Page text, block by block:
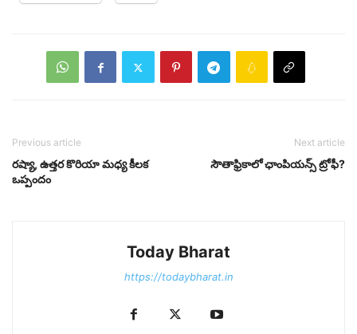
Previous article
రష్యా, ఉత్తర కొరియా మధ్య కీలక
ఒప్పందం
Next article
సౌతాఫ్రికాలో ఛాంపియన్స్ ట్రోఫీ?
Today Bharat
https://todaybharat.in